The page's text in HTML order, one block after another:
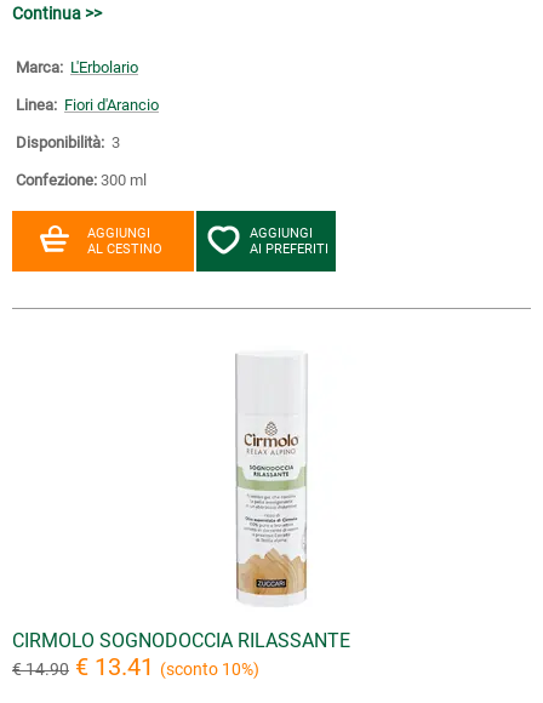
Continua >>
Marca: L'Erbolario
Linea: Fiori d'Arancio
Disponibilità: 3
Confezione: 300 ml
AGGIUNGI
AL CESTINO
AGGIUNGI
AI PREFERITI
CIRMOLO SOGNODOCCIA RILASSANTE
€ 14.90 € 13.41 (sconto 10%)